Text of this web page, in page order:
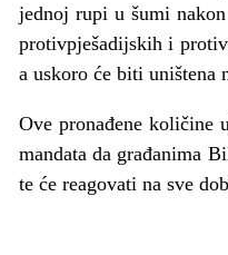
jednoj rupi u šumi
protivpješadijskih i
a uskoro će biti uništena
Ove pronađene količine
mandata da građanima
te će reagovati na sve